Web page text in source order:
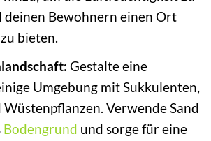
deinen Bewohnern einen Ort
bieten.
Gestalte eine
Umgebung mit Sukkulenten,
Verwende Sand
Bodengrund und sorge für eine